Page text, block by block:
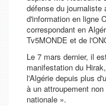
défense du journaliste
d'information en ligne
correspondant en
Tv5MONDE et de
Le 7 mars dernier, il
manifestation du
l'Algérie depuis plus
à un attroupement non
nationale ».